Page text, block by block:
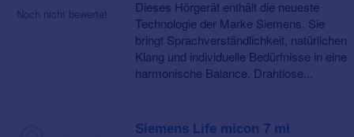
Noch nicht bewertet.
Dieses Hörgerät enthält die neueste
Technologie der Marke Siemens. Sie
bringt Sprachverständlichkeit, natürlichen
Klang und individuelle Bedürfnisse in eine
harmonische Balance. Drahtlose...
Siemens Life micon 7 mi